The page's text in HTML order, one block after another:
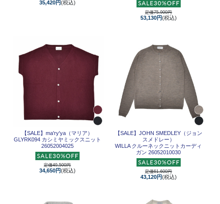
35,420円(税込)
定価75,900円
53,130円(税込)
【SALE】ma'ry'ya（マリア）
GLYRK094 カシミヤミックスニット
26052004025
定価49,500円
34,650円(税込)
【SALE】 JOHN SMEDLEY（ジョン
スメドレー）
WILLA クルーネックニットカーディ
ガン 26052010030
定価61,600円
43,120円(税込)